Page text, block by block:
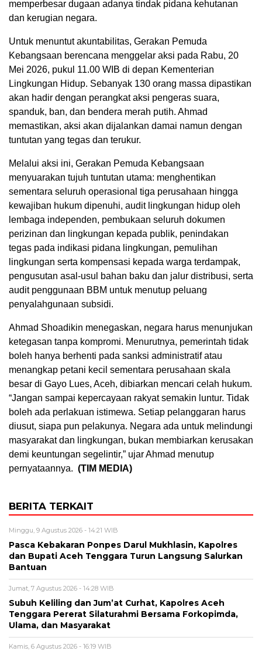
memperbesar dugaan adanya tindak pidana kehutanan
dan kerugian negara.
Untuk menuntut akuntabilitas, Gerakan Pemuda
Kebangsaan berencana menggelar aksi pada Rabu, 20
Mei 2026, pukul 11.00 WIB di depan Kementerian
Lingkungan Hidup. Sebanyak 130 orang massa dipastikan
akan hadir dengan perangkat aksi pengeras suara,
spanduk, ban, dan bendera merah putih. Ahmad
memastikan, aksi akan dijalankan damai namun dengan
tuntutan yang tegas dan terukur.
Melalui aksi ini, Gerakan Pemuda Kebangsaan
menyuarakan tujuh tuntutan utama: menghentikan
sementara seluruh operasional tiga perusahaan hingga
kewajiban hukum dipenuhi, audit lingkungan hidup oleh
lembaga independen, pembukaan seluruh dokumen
perizinan dan lingkungan kepada publik, penindakan
tegas pada indikasi pidana lingkungan, pemulihan
lingkungan serta kompensasi kepada warga terdampak,
pengusutan asal-usul bahan baku dan jalur distribusi, serta
audit penggunaan BBM untuk menutup peluang
penyalahgunaan subsidi.
Ahmad Shoadikin menegaskan, negara harus menunjukan
ketegasan tanpa kompromi. Menurutnya, pemerintah tidak
boleh hanya berhenti pada sanksi administratif atau
menangkap petani kecil sementara perusahaan skala
besar di Gayo Lues, Aceh, dibiarkan mencari celah hukum.
“Jangan sampai kepercayaan rakyat semakin luntur. Tidak
boleh ada perlakuan istimewa. Setiap pelanggaran harus
diusut, siapa pun pelakunya. Negara ada untuk melindungi
masyarakat dan lingkungan, bukan membiarkan kerusakan
demi keuntungan segelintir,” ujar Ahmad menutup
pernyataannya. (TIM MEDIA)
BERITA TERKAIT
Minggu, 9 Agustus 2026 - 14:21 WIB
Pasca Kebakaran Ponpes Darul Mukhlasin, Kapolres
dan Bupati Aceh Tenggara Turun Langsung Salurkan
Bantuan
Jumat, 7 Agustus 2026 - 14:28 WIB
Subuh Keliling dan Jum’at Curhat, Kapolres Aceh
Tenggara Pererat Silaturahmi Bersama Forkopimda,
Ulama, dan Masyarakat
Kamis, 6 Agustus 2026 - 16:19 WIB